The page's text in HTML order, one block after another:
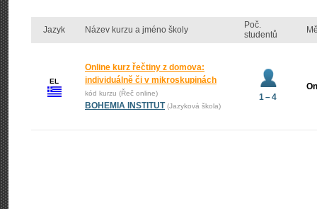
Jazyk Název kurzu a jméno školy
Poč.
studentů
EL
Online kurz řečtiny z domova:
individuálně či v mikroskupinách
kód kurzu (Řeč online)
BOHEMIA INSTITUT (Jazyková škola)
1 – 4